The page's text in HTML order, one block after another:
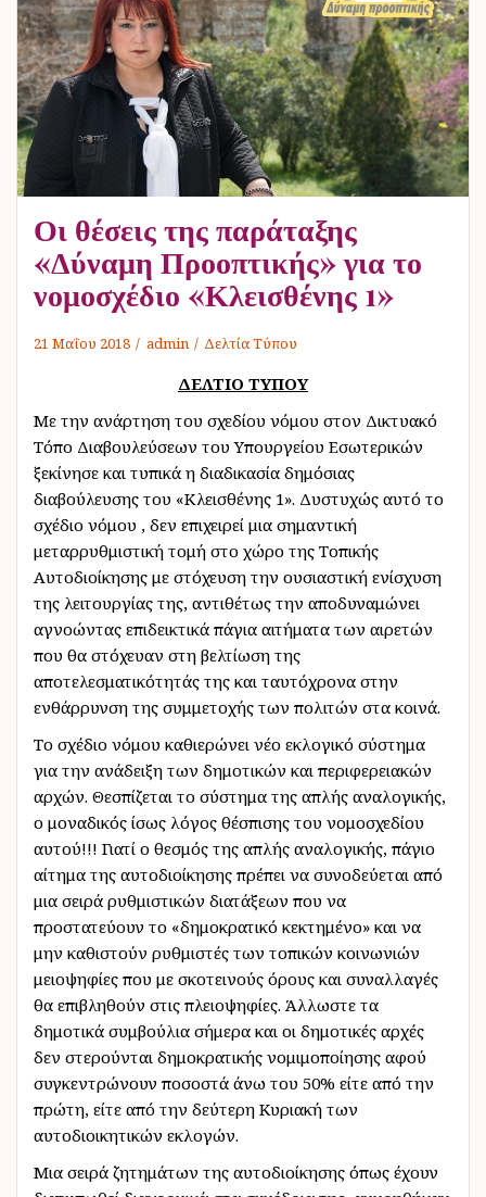
Οι θέσεις της παράταξης
«Δύναμη Προοπτικής» για το
νομοσχέδιο «Κλεισθένης 1»
21 Μαΐου 2018 admin Δελτία Τύπου
ΔΕΛΤΙΟ ΤΥΠΟΥ
Με την ανάρτηση του σχεδίου νόμου στον Δικτυακό
Τόπο Διαβουλεύσεων του Υπουργείου Εσωτερικών
ξεκίνησε και τυπικά η διαδικασία δημόσιας
διαβούλευσης του «Κλεισθένης 1». Δυστυχώς αυτό το
σχέδιο νόμου , δεν επιχειρεί μια σημαντική
μεταρρυθμιστική τομή στο χώρο της Τοπικής
Αυτοδιοίκησης με στόχευση την ουσιαστική ενίσχυση
της λειτουργίας της, αντιθέτως την αποδυναμώνει
αγνοώντας επιδεικτικά πάγια αιτήματα των αιρετών
που θα στόχευαν στη βελτίωση της
αποτελεσματικότητάς της και ταυτόχρονα στην
ενθάρρυνση της συμμετοχής των πολιτών στα κοινά.
Το σχέδιο νόμου καθιερώνει νέο εκλογικό σύστημα
για την ανάδειξη των δημοτικών και περιφερειακών
αρχών. Θεσπίζεται το σύστημα της απλής αναλογικής,
ο μοναδικός ίσως λόγος θέσπισης του νομοσχεδίου
αυτού!!! Γιατί ο θεσμός της απλής αναλογικής, πάγιο
αίτημα της αυτοδιοίκησης πρέπει να συνοδεύεται από
μια σειρά ρυθμιστικών διατάξεων που να
προστατεύουν το «δημοκρατικό κεκτημένο» και να
μην καθιστούν ρυθμιστές των τοπικών κοινωνιών
μειοψηφίες που με σκοτεινούς όρους και συναλλαγές
θα επιβληθούν στις πλειοψηφίες. Άλλωστε τα
δημοτικά συμβούλια σήμερα και οι δημοτικές αρχές
δεν στερούνται δημοκρατικής νομιμοποίησης αφού
συγκεντρώνουν ποσοστά άνω του 50% είτε από την
πρώτη, είτε από την δεύτερη Κυριακή των
αυτοδιοικητικών εκλογών.
Μια σειρά ζητημάτων της αυτοδιοίκησης όπως έχουν